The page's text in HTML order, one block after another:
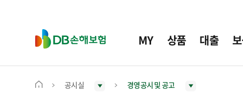
D
B
보
MY 상품 대출
메
공시실 경영공시 및 공고